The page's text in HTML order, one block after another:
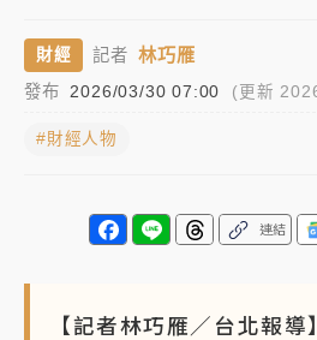
故宮《龍藏經》特展第2檔！今
周六起展出延長至晚上7時
押庭
雨熱區曝
財經 記者 林巧雁
發布 2026/03/30 07:00 (更新
#財經人物
連結
【記者林巧雁／台北報